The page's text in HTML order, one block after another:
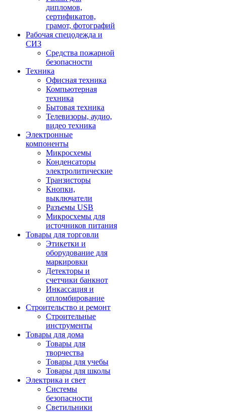
дипломов,
сертификатов,
грамот, фотографий
Рабочая спецодежда и
СИЗ
Средства пожарной
безопасности
Техника
Офисная техника
Компьютерная
техника
Бытовая техника
Телевизоры, аудио,
видео техника
Электронные
компоненты
Микросхемы
Конденсаторы
электролитические
Транзисторы
Кнопки,
выключатели
Разъемы USB
Микросхемы для
источников питания
Товары для торговли
Этикетки и
оборудование для
маркировки
Детекторы и
счетчики банкнот
Инкассация и
опломбирование
Строительство и ремонт
Строительные
инструменты
Товары для дома
Товары для
творчества
Товары для учебы
Товары для школы
Электрика и свет
Системы
безопасности
Светильники